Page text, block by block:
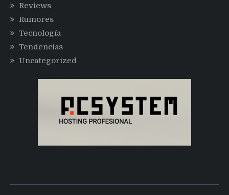
Reviews
Rumores
Tecnología
Tendencias
Uncategorized